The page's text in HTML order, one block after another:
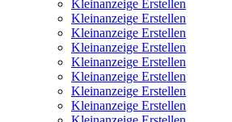
Kleinanzeige Erstellen
Kleinanzeige Erstellen
Kleinanzeige Erstellen
Kleinanzeige Erstellen
Kleinanzeige Erstellen
Kleinanzeige Erstellen
Kleinanzeige Erstellen
Kleinanzeige Erstellen